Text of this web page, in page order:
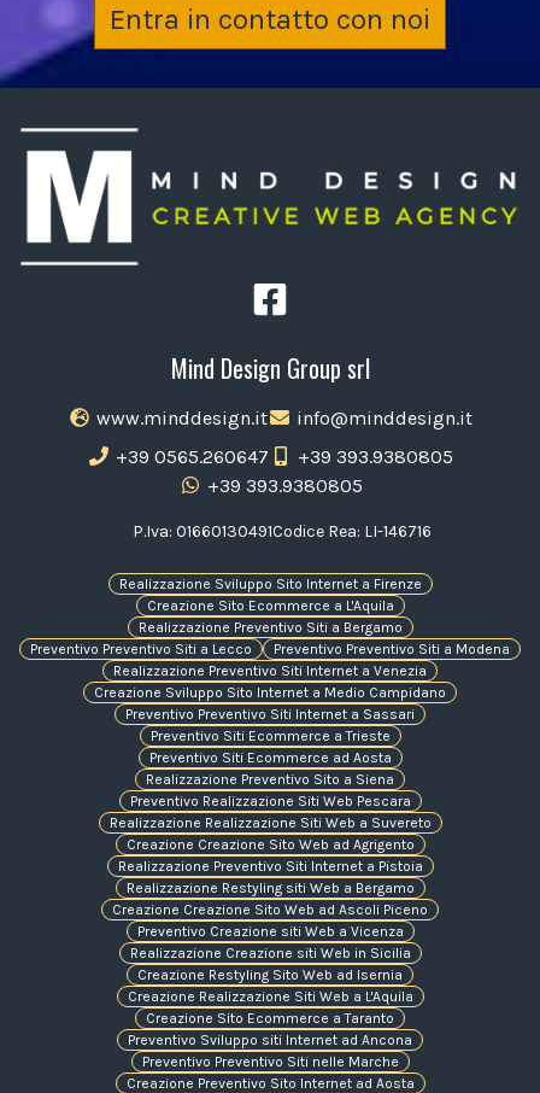
Entra in contatto con noi
Mind Design Group srl
www.minddesign.it
info@minddesign.it
+39 0565.260647
+39 393.9380805
+39 393.9380805
P.Iva: 01660130491Codice Rea: LI-146716
Realizzazione Sviluppo Sito Internet a Firenze
Creazione Sito Ecommerce a L'Aquila
Realizzazione Preventivo Siti a Bergamo
Preventivo Preventivo Siti a Lecco
Preventivo Preventivo Siti a Modena
Realizzazione Preventivo Siti Internet a Venezia
Creazione Sviluppo Sito Internet a Medio Campidano
Preventivo Preventivo Siti Internet a Sassari
Preventivo Siti Ecommerce a Trieste
Preventivo Siti Ecommerce ad Aosta
Realizzazione Preventivo Sito a Siena
Preventivo Realizzazione Siti Web Pescara
Realizzazione Realizzazione Siti Web a Suvereto
Creazione Creazione Sito Web ad Agrigento
Realizzazione Preventivo Siti Internet a Pistoia
Realizzazione Restyling siti Web a Bergamo
Creazione Creazione Sito Web ad Ascoli Piceno
Preventivo Creazione siti Web a Vicenza
Realizzazione Creazione siti Web in Sicilia
Creazione Restyling Sito Web ad Isernia
Creazione Realizzazione Siti Web a L'Aquila
Creazione Sito Ecommerce a Taranto
Preventivo Sviluppo siti Internet ad Ancona
Preventivo Preventivo Siti nelle Marche
Creazione Preventivo Sito Internet ad Aosta